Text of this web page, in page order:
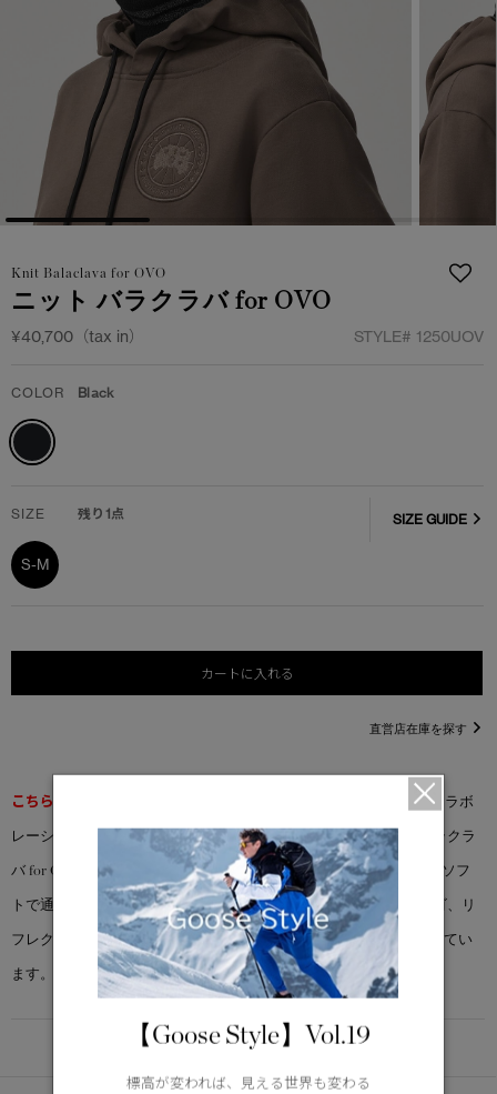
メイドインジャパンTシャツ
アウターウェア
アパレル
アクセサリー
フットウェア
コレクション
メイドインジャパンTシャツ
アウターウェア
アパレル
アクセサリー
フットウェア
コレクション
下取り申請
Knit Balaclava for OVO
ニット バラクラバ for OVO
¥40,700（tax in） STYLE# 1250UOV
COLOR Black
SIZE 残り1点
S-M
SIZE GUIDE
カートに入れる
直営店在庫を探す
こちらの商品は返品交換不可となります。 OVO®×カナダグースのコラボ
レーションのためのエキサイティングな新スタイル、＜ニット バラクラ
バ for OVO®>は、スーパーファインメリノウールを使用し、非常にソフ
トで通気性に優れています。OVOのアイコンであるフクロウのロゴ、リ
フレクティブディテール、そしてブランドロゴが随所にあしらわれてい
ます。
DETAIL
【Goose Style】Vol.19
標高が変われば、見える世界も変わる